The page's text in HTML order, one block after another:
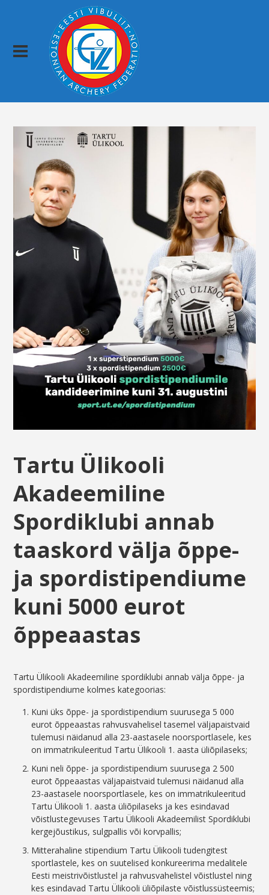
Tartu Ülikooli
Akadeemiline
Spordiklubi annab
taaskord välja õppe-
ja spordistipendiume
kuni 5000 eurot
õppeaastas
Tartu Ülikooli Akadeemiline spordiklubi annab välja õppe- ja
spordistipendiume kolmes kategoorias:
Kuni üks õppe- ja spordistipendium suurusega 5 000
eurot õppeaastas rahvusvahelisel tasemel väljapaistvaid
tulemusi näidanud alla 23-aastasele noorsportlasele, kes
on immatrikuleeritud Tartu Ülikooli 1. aasta üliõpilaseks;
Kuni neli õppe- ja spordistipendium suurusega 2 500
eurot õppeaastas väljapaistvaid tulemusi näidanud alla
23-aastasele noorsportlasele, kes on immatrikuleeritud
Tartu Ülikooli 1. aasta üliõpilaseks ja kes esindavad
võistlustegevuses Tartu Ülikooli Akadeemilist Spordiklubi
kergejõustikus, sulgpallis või korvpallis;
Mitterahaline stipendium Tartu Ülikooli tudengitest
sportlastele, kes on suutelised konkureerima medalitele
Eesti meistrivõistlustel ja rahvusvahelistel võistlustel ning
kes esindavad Tartu Ülikooli üliõpilaste võistlussüsteemis;